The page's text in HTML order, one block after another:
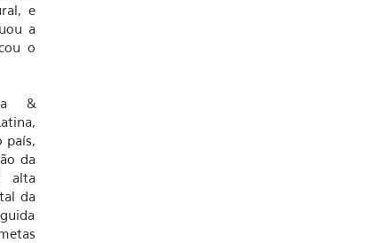
e
a
o
&
país,
da
alta
da